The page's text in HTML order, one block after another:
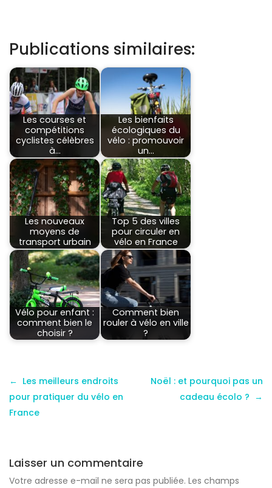
Publications similaires:
Les courses et
compétitions
cyclistes célèbres
à…
Les bienfaits
écologiques du
vélo : promouvoir
un…
Les nouveaux
moyens de
transport urbain
Top 5 des villes
pour circuler en
vélo en France
Vélo pour enfant :
comment bien le
choisir ?
Comment bien
rouler à vélo en ville
?
Les meilleurs endroits
pour pratiquer du vélo en
France
Noël : et pourquoi pas un
cadeau écolo ?
Laisser un commentaire
Votre adresse e-mail ne sera pas publiée. Les champs